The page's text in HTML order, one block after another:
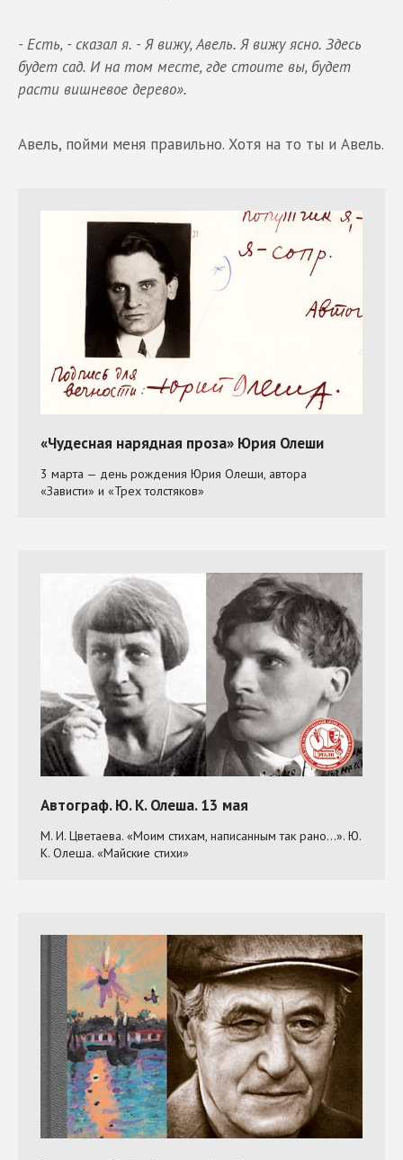
- Есть, - сказал я. - Я вижу, Авель. Я вижу ясно. Здесь
будет сад. И на том месте, где стоите вы, будет
расти вишневое дерево».
Авель, пойми меня правильно. Хотя на то ты и Авель.